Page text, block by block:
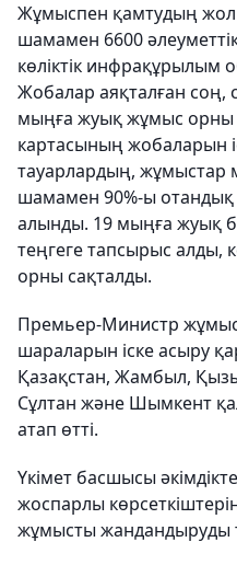
Жұмыспен қамтудың
шамамен 6600
көліктік инфрақұрылым
Жобалар аяқталған соң,
мыңға жуық жұмыс
картасының жобаларын
тауарлардың, жұмыстар
шамамен 90%-ы отандық
алынды. 19 мыңға жуық
теңгеге тапсырыс алды,
орны сақталды.
Премьер-Министр
шараларын іске асыру
Қазақстан, Жамбыл,
Сұлтан және Шымкент
атап өтті.
Үкімет басшысы
жоспарлы
жұмысты жандандыруды